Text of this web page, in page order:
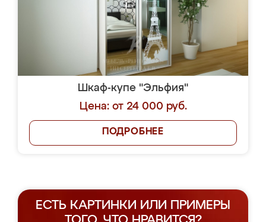
Шкаф-купе "Эльфия"
Цена: от 24 000 руб.
ПОДРОБНЕЕ
ЕСТЬ КАРТИНКИ ИЛИ ПРИМЕРЫ